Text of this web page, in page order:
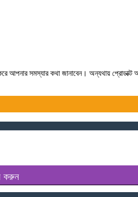
আপনার সমস্যার কথা জানাবেন। অন্যথায়
করুন